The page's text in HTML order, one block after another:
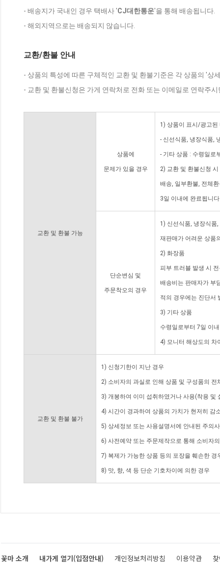
- 배송지가 국내인 경우 택배사 'CJ대한통운'을 통해 배송됩니다.
- 해외지역으로는 배송되지 않습니다.
교환/환불 안내
- 상품의 특성에 따른 구체적인 교환 및 환불기준은 각 상품의 '상
- 교환 및 환불신청은 가게 연락처로 전화 또는 이메일로 연락주
교환 및 환불 가능
상품에
문제가 있을 경우
1) 상품이 표시/광고된
- 신선식품, 냉장식품,
- 기타 상품 : 수령일로
2) 교환 및 환불신청
배송, 일부환불, 전체
3일 이내에 완료됩니
단순변심 및
주문착오의 경우
1) 신선식품, 냉장식품
재판매가 어려운 상품
2) 화장품
피부 트러블 발생 시
배송비는 판매자가 부
적의 경우에는 진단서
3) 기타 상품
수령일로부터 7일 이
4) 모니터 해상도의 차
교환 및 환불 불가
1) 신청기한이 지난 경우
2) 소비자의 과실로 인해 상품 및 구성품의
3) 개봉하여 이미 섭취하였거나 사용(착용 및
4) 시간이 경과하여 상품의 가치가 현저히 감
5) 상세정보 또는 사용설명서에 안내된 주의
6) 사전예약 또는 주문제작으로 통해 소비자
7) 복제가 가능한 상품 등의 포장을 훼손한 경
8) 맛, 향, 색 등 단순 기호차이에 의한 경우
꽃마 소개 내가게 열기(입점안내) 개인정보처리방침 이용약관